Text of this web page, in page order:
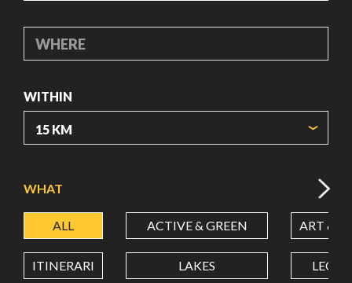
WHERE
WITHIN
LATITUDE
WHAT
ALL ACTIVE & GREEN ART &
ITINERARI LAKES